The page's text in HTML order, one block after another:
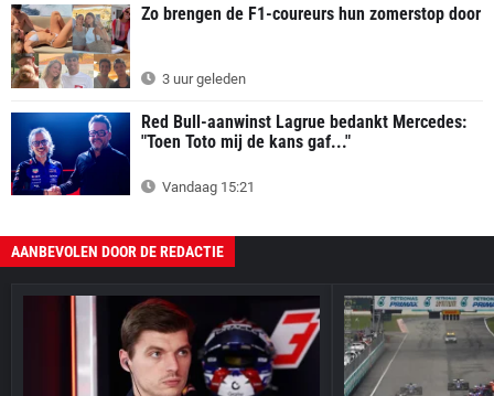
Zo brengen de F1-coureurs hun zomerstop door
3 uur geleden
Red Bull-aanwinst Lagrue bedankt Mercedes:
"Toen Toto mij de kans gaf..."
Vandaag 15:21
AANBEVOLEN DOOR DE REDACTIE